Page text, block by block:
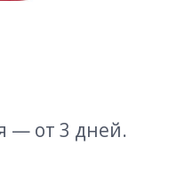
— от 3 дней.